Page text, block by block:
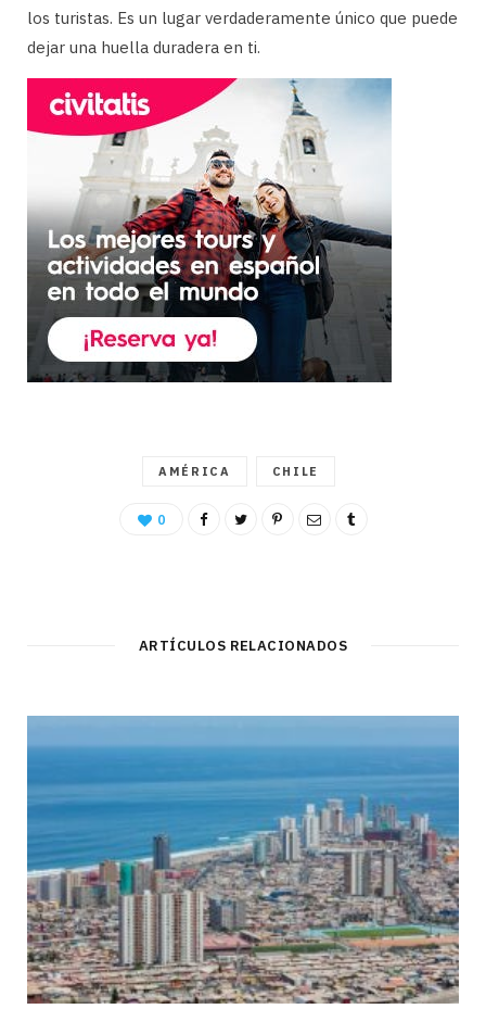
los turistas. Es un lugar verdaderamente único que puede
dejar una huella duradera en ti.
AMÉRICA CHILE
0
ARTÍCULOS RELACIONADOS